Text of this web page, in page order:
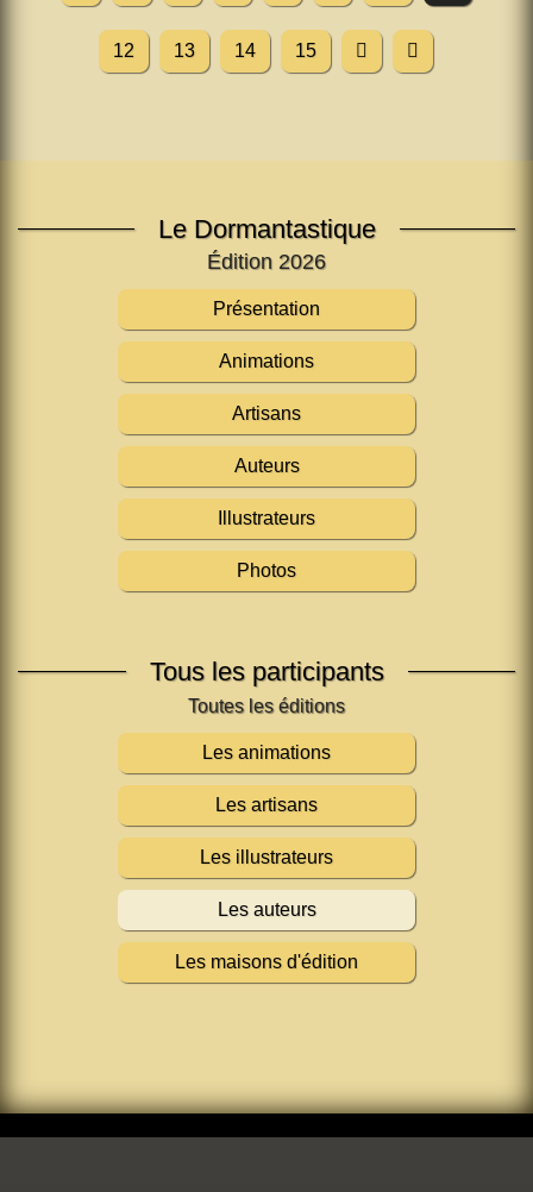
Le Dormantastique
Édition 2026
Présentation
Animations
Artisans
Auteurs
Illustrateurs
Photos
Tous les participants
Les animations
Les artisans
Les illustrateurs
Les auteurs
Les maisons d'édition
12 13 14 15